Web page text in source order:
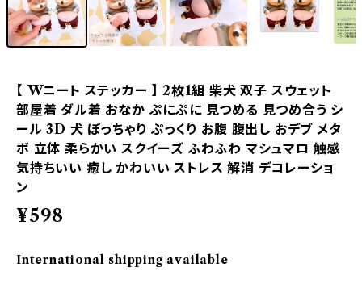
【 Wニート ステッカー 】 2枚1組 柴犬 双子 スウェット
部屋着 ダル着 おなか ぷにぷに 見つめる 見つめ合う シ
ール 3D 犬 ぽっちゃり ぷっくり お腹 腹出し おデブ メタ
ボ 立体 柔らかい スクイーズ ふわふわ マシュマロ 触感
気持ちいい 癒し かわいい ストレス 解消 デコレーショ
ン
¥598
International shipping available